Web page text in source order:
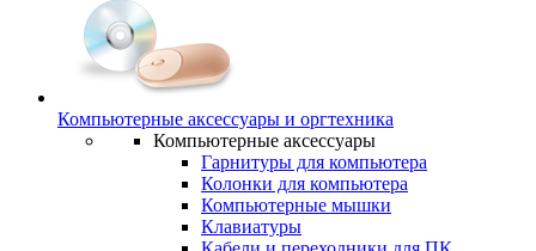
Компьютерные аксессуары и оргтехника
Компьютерные аксессуары
Гарнитуры для компьютера
Колонки для компьютера
Компьютерные мышки
Клавиатуры